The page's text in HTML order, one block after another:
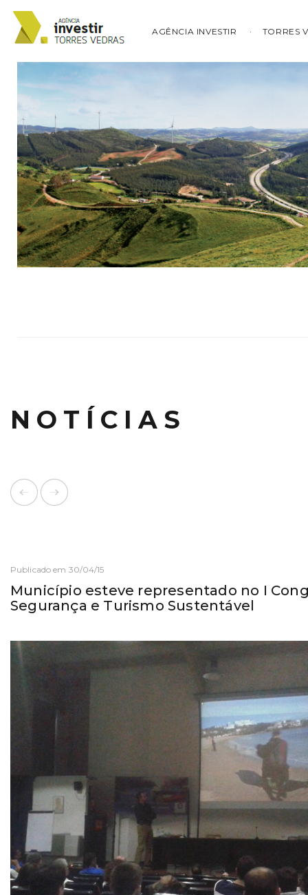
AGÊNCIA INVESTIR TORRES
NOTÍCIAS
Publicado em 30/04/15
Município esteve representado no I
Segurança e Turismo Sustentável